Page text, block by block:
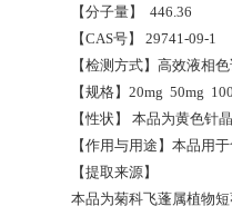
【分子量】 446.36
【CAS号】 29741-09-1
【检测方式】高效液相
【规格】20mg 50mg
【性状】 本品为黄色针
【作用与用途】本品用
【提取来源】
本品为菊科飞蓬属植物